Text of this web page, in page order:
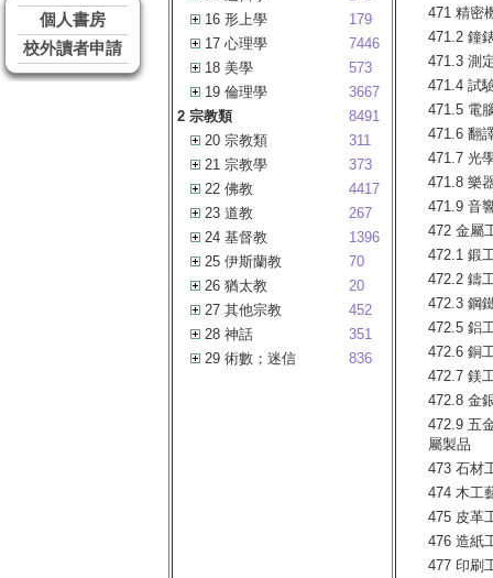
個人書房
校外讀者申請
16 形上學
179
17 心理學
7446
18 美學
573
19 倫理學
3667
2 宗教類
8491
20 宗教類
311
21 宗教學
373
22 佛教
4417
23 道教
267
24 基督教
1396
25 伊斯蘭教
70
26 猶太教
20
27 其他宗教
452
28 神話
351
29 術數；迷信
836
471 精密
471.2 鐘
471.3 測
471.4 試
471.5 電
471.6 翻
471.7 光
471.8 樂
471.9 音
472 金屬
472.1 鍛
472.2 鑄
472.3 鋼
472.5 鋁
472.6 銅
472.7 鎂
472.8 金
472.9 五
屬製品
473 石材
474 木工
475 皮革
476 造紙
477 印刷